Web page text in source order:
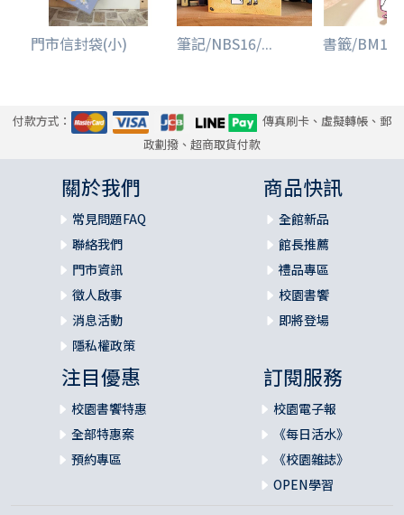
門市信封袋(小) 筆記/NBS16/... 書籤/BM12/
付款方式：
傳真刷卡、虛擬轉帳、郵
政劃撥、超商取貨付款
關於我們
常見問題FAQ
聯絡我們
門市資訊
徵人啟事
消息活動
隱私權政策
商品快訊
全館新品
館長推薦
禮品專區
校園書饗
即將登場
注目優惠
校園書饗特惠
全部特惠案
預約專區
訂閱服務
校園電子報
《每日活水》
《校園雜誌》
OPEN學習